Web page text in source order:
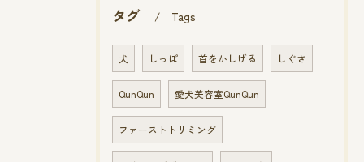
タグ Tags
犬 しっぽ 首をかしげる しぐさ
QunQun 愛犬美容室QunQun
ファーストトリミング